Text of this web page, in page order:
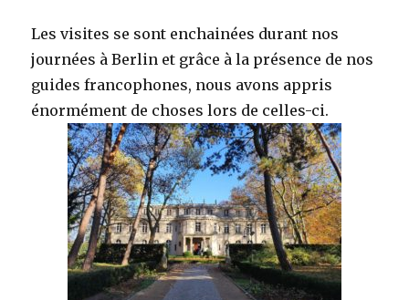
Les visites se sont enchainées durant nos
journées à Berlin et grâce à la présence de nos
guides francophones, nous avons appris
énormément de choses lors de celles-ci.